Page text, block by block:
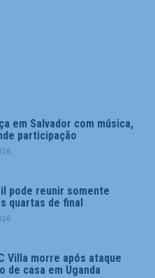
em Salvador com música,
participação
pode reunir somente
quartas de final
Villa morre após ataque
de casa em Uganda